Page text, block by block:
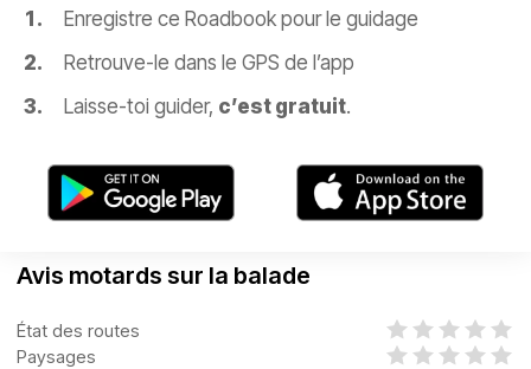
Enregistre ce Roadbook pour le guidage
Retrouve-le dans le GPS de l’app
Laisse-toi guider, c’est gratuit.
Avis motards sur la balade
État des routes
Paysages